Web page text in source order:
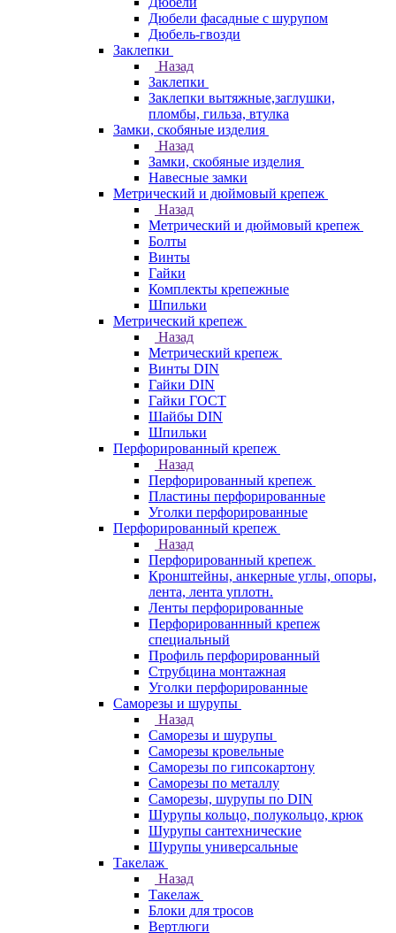
Дюбели фасадные с шурупом
Дюбель-гвозди
Заклепки
Назад
Заклепки
Заклепки вытяжные,заглушки,
пломбы, гильза, втулка
Замки, скобяные изделия
Назад
Замки, скобяные изделия
Навесные замки
Метрический и дюймовый крепеж
Назад
Метрический и дюймовый крепеж
Болты
Винты
Гайки
Комплекты крепежные
Шпильки
Метрический крепеж
Назад
Метрический крепеж
Винты DIN
Гайки DIN
Гайки ГОСТ
Шайбы DIN
Шпильки
Перфорированный крепеж
Назад
Перфорированный крепеж
Пластины перфорированные
Уголки перфорированные
Перфорированный крепеж
Назад
Перфорированный крепеж
Кронштейны, анкерные углы, опоры,
лента, лента уплотн.
Ленты перфорированные
Перфорированнный крепеж
специальный
Профиль перфорированный
Струбцина монтажная
Уголки перфорированные
Саморезы и шурупы
Назад
Саморезы и шурупы
Саморезы кровельные
Саморезы по гипсокартону
Саморезы по металлу
Саморезы, шурупы по DIN
Шурупы кольцо, полукольцо, крюк
Шурупы сантехнические
Шурупы универсальные
Такелаж
Назад
Такелаж
Блоки для тросов
Вертлюги